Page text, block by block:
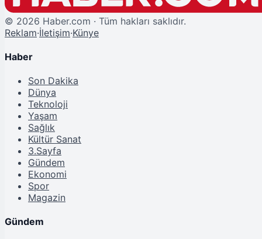
© 2026 Haber.com · Tüm hakları saklıdır.
Reklam·İletişim·Künye
Haber
Son Dakika
Dünya
Teknoloji
Yaşam
Sağlık
Kültür Sanat
3.Sayfa
Gündem
Ekonomi
Spor
Magazin
Gündem